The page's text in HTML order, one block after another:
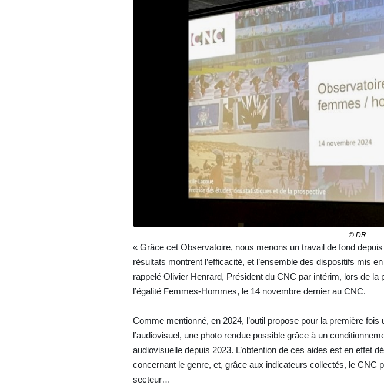
© DR
« Grâce cet Observatoire, nous menons un travail de fond
résultats montrent l’efficacité, et l’ensemble des dispositifs mis
rappelé Olivier Henrard, Président du CNC par intérim, lors de la
l’égalité Femmes-Hommes, le 14 novembre dernier au CNC.
Comme mentionné, en 2024, l’outil propose pour la première
l’audiovisuel, une photo rendue possible grâce à un
audiovisuelle depuis 2023. L’obtention de ces aides est en effet
concernant le genre, et, grâce aux indicateurs collectés, le CNC
secteur…